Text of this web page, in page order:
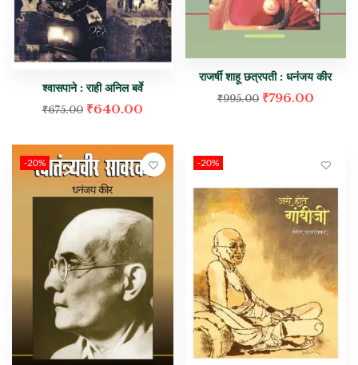
श्वासपाने : राही अनिल बर्वे
₹675.00 ₹640.00
राजर्षी शाहू छत्रपती : धनंजय कीर
₹995.00 ₹796.00
-20% -20%